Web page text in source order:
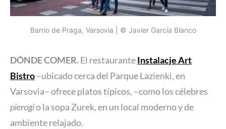
Barrio de Praga, Varsovia | © Javier García Blanco
DÓNDE COMER.El restauranteInstalacje Art
Bistro–ubicado cerca del Parque Lazienki, en
Varsovia– ofrece platos típicos, –como los célebres
pierogio la sopa Zurek, en un local moderno y de
ambiente relajado.